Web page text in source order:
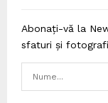
Abonați-vă la
sfaturi și